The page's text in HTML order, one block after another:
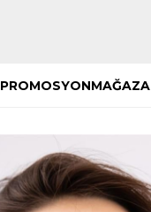
PROMOSYONMAĞAZA